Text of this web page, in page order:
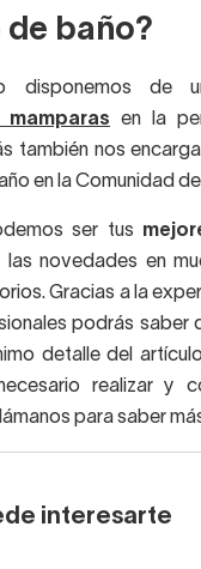
baño?
disponemos de
mamparas en la
también nos
en la Comunidad
ser tus
novedades en
Gracias a la
podrás saber
detalle del
realizar y
para saber
interesarte